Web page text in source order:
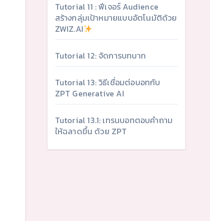
Tutorial 11 : ฟีเจอร์ Audience
สร้างกลุ่มเป้าหมายแบบอัตโนมัติด้วย
ZWIZ.AI
Tutorial 12: จัดการบทบาท
Tutorial 13: วิธีเชื่อมต่อบอทกับ
ZPT Generative AI
Tutorial 13.1: เทรนบอทตอบคำถาม
ให้ฉลาดขึ้น ด้วย ZPT